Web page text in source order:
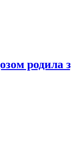
родила